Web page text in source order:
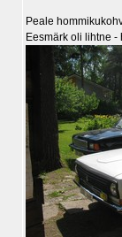
Peale
Eesmärk oli lihtne